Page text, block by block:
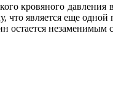
кровяного давления
является еще
остается